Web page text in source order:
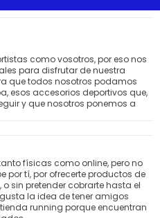
como vosotros, por eso nos
para disfrutar de nuestra
que todos nosotros podamos
esos accesorios deportivos que,
y que nosotros ponemos a
físicas como online, pero no
por tí, por ofrecerte productos de
sin pretender cobrarte hasta el
la idea de tener amigos
running porque encuentran